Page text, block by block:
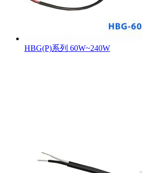
HBG(P)系列 60W~240W